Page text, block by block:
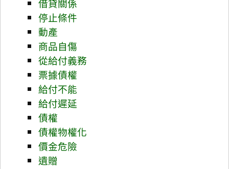
借貸關係
停止條件
動產
商品自傷
從給付義務
票據債權
給付不能
給付遲延
債權
債權物權化
價金危險
遺贈